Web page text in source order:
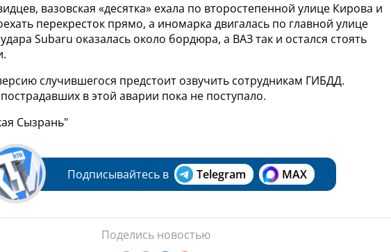
вазовская «десятка» ехала по второстепенной улице Кирова и
перекресток прямо, а иномарка двигалась по главной улице
Subaru оказалась около бордюра, а ВАЗ так и остался стоять
случившегося предстоит озвучить сотрудникам ГИБДД.
в этой аварии пока не поступало.
Сызрань"
Подписывайтесь в Telegram MAX
Поделись новостью